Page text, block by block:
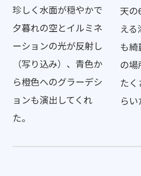
珍しく水面が穏やかで
夕暮れの空とイルミネ
ーションの光が反射し
（写り込み）、青色か
ら橙色へのグラーデシ
ョンも演出してくれ
た。
天の
える
も綺
の場
た
らい